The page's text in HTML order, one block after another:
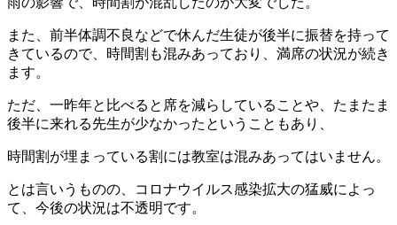
また、前半体調不良などで休んだ生徒が後半に振替を持って
きているので、時間割も混みあっており、満席の状況が続き
ます。
ただ、一昨年と比べると席を減らしていることや、たまたま
後半に来れる先生が少なかったということもあり、
時間割が埋まっている割には教室は混みあってはいません。
とは言いうものの、コロナウイルス感染拡大の猛威によっ
て、今後の状況は不透明です。